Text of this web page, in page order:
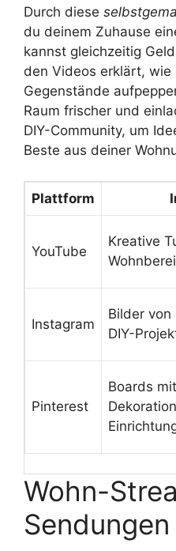
Durch diese
du deinem Zuhause
kannst gleichzeitig
den Videos erklärt, wie
Gegenstände
Raum frischer und
DIY-Community, um
Beste aus deiner
Plattform
YouTube
Kreative
Instagram
Bilder von
DIY-
Pinterest
Boards
Wohn-